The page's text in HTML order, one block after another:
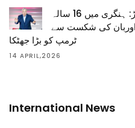
یورپ کی سیاست میں نیا موڑ: ہنگری میں 16 سالہ
اوربان کی شکست سے
ٹرمپ کو بڑا جھٹکا
14 APRIL,2026
International News